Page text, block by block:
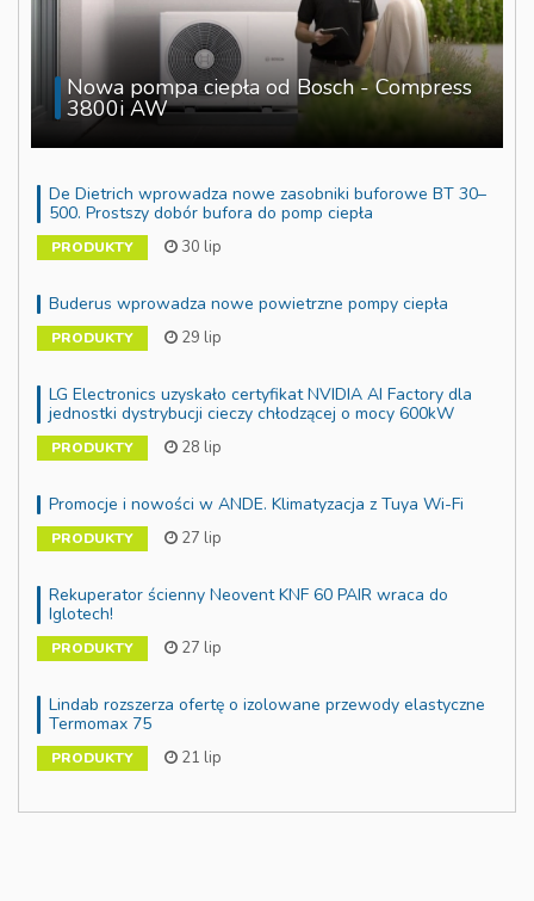
Nowa pompa ciepła od Bosch - Compress
3800i AW
De Dietrich wprowadza nowe zasobniki buforowe BT 30–
500. Prostszy dobór bufora do pomp ciepła
PRODUKTY 30 lip
Buderus wprowadza nowe powietrzne pompy ciepła
PRODUKTY 29 lip
LG Electronics uzyskało certyfikat NVIDIA AI Factory dla
jednostki dystrybucji cieczy chłodzącej o mocy 600kW
PRODUKTY 28 lip
Promocje i nowości w ANDE. Klimatyzacja z Tuya Wi-Fi
PRODUKTY 27 lip
Rekuperator ścienny Neovent KNF 60 PAIR wraca do
Iglotech!
PRODUKTY 27 lip
Lindab rozszerza ofertę o izolowane przewody elastyczne
Termomax 75
PRODUKTY 21 lip